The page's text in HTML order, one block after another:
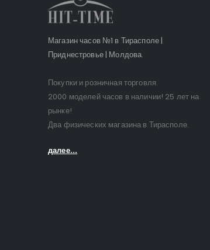
Магазин часов №1 в Тирасполе |
Приднестровье | Молдова.
Покупки и розничная торговля.
2000 моделей часов в наличии! 25 лет на
рынке!
Два физических магазина в Тирасполе.
далее...